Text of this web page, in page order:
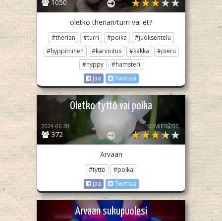
1050
oletko therian/turri vai et?
#therian #turri #poika
#juoksentelu
#hyppiminen
#karvoitus #kakka
#pieru
#hyppy
#hamsteri
Jaa
Twiittaa
Oletko tyttö vai poika
372
2024-06-20 ISOMIES🤫🧏‍♀️
Arvaan
#tyttö
#poika
Jaa
Twiittaa
Arvaan sukupuolesi